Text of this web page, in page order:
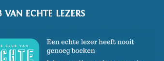
VAN ECHTE LEZERS